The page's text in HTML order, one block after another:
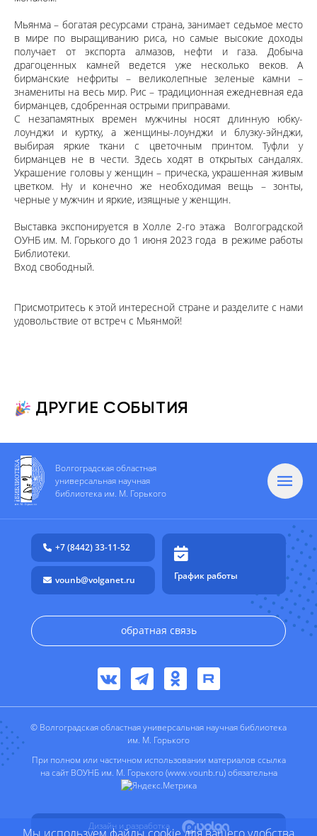
Мьянма – богатая ресурсами страна, занимает седьмое место
в мире по выращиванию риса, но самые высокие доходы
получает от экспорта алмазов, нефти и газа. Добыча
драгоценных камней ведется уже несколько веков. А
бирманские нефриты – великолепные зеленые камни –
знамениты на весь мир. Рис – традиционная ежедневная еда
бирманцев, сдобренная острыми приправами.
С незапамятных времен мужчины носят длинную юбку-
лоунджи и куртку, а женщины-лоунджи и блузку-эйнджи,
выбирая яркие ткани с цветочным принтом. Туфли у
бирманцев не в чести. Здесь ходят в открытых сандалях.
Украшение головы у женщин – прическа, украшенная живым
цветком. Ну и конечно же необходимая вещь – зонты,
черные у мужчин и яркие, изящные у женщин.
Выставка экспонируется в Холле 2-го этажа Волгоградской
ОУНБ им. М. Горького до 1 июня 2023 года в режиме работы
Библиотеки.
Вход свободный.
Присмотритесь к этой интересной стране и разделите с нами
удовольствие от встреч с Мьянмой!
ДРУГИЕ СОБЫТИЯ
Волгоградская областная
универсальная научная
библиотека им. М. Горького
+7 (8442) 33-11-52
vounb@volganet.ru График работы
обратная связь
© Волгоградская областная универсальная научная библиотека
им. М. Горького
При полном или частичном использовании материалов ссылка
на сайт ВОУНБ им. М. Горького (www.vounb.ru) обязательна
Дизайн и разработка